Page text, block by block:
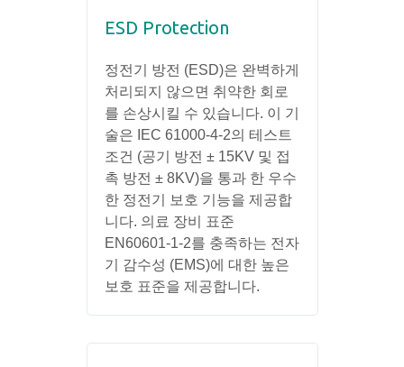
ESD Protection
정전기 방전 (ESD)은 완벽하게
처리되지 않으면 취약한 회로
를 손상시킬 수 있습니다. 이 기
술은 IEC 61000-4-2의 테스트
조건 (공기 방전 ± 15KV 및 접
촉 방전 ± 8KV)을 통과 한 우수
한 정전기 보호 기능을 제공합
니다. 의료 장비 표준
EN60601-1-2를 충족하는 전자
기 감수성 (EMS)에 대한 높은
보호 표준을 제공합니다.